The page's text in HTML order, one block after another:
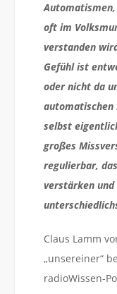
oft im
verstanden
Gefühl ist
oder nicht da
automatischen
selbst
großes
regulierbar,
verstärken und
Claus Lamm
„unsereiner“
radioWissen-